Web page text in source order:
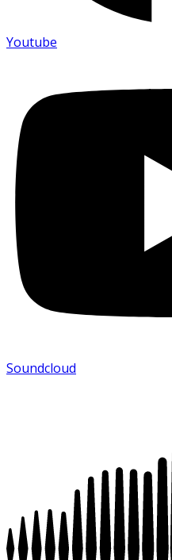
Youtube
Soundcloud